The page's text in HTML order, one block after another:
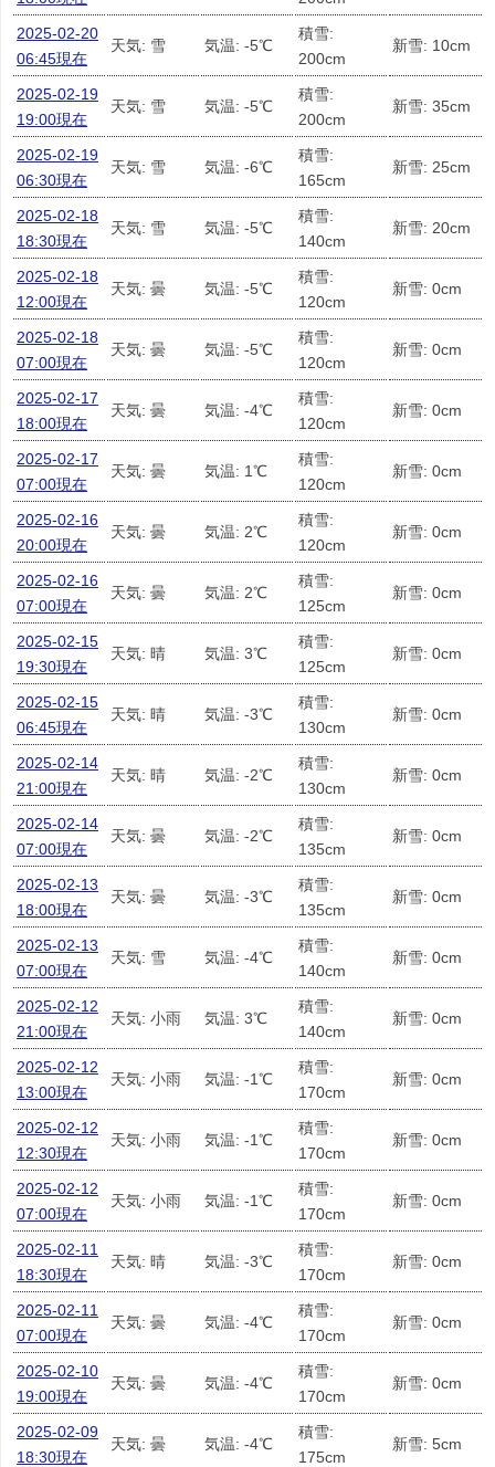
2025-02-20
06:45現在
天気: 雪 気温: -5℃
積雪:
200cm
新雪: 10cm
2025-02-19
19:00現在
天気: 雪 気温: -5℃
積雪:
200cm
新雪: 35cm
2025-02-19
06:30現在
天気: 雪 気温: -6℃
積雪:
165cm
新雪: 25cm
2025-02-18
18:30現在
天気: 雪 気温: -5℃
積雪:
140cm
新雪: 20cm
2025-02-18
12:00現在
天気: 曇 気温: -5℃
積雪:
120cm
新雪: 0cm
2025-02-18
07:00現在
天気: 曇 気温: -5℃
積雪:
120cm
新雪: 0cm
2025-02-17
18:00現在
天気: 曇 気温: -4℃
積雪:
120cm
新雪: 0cm
2025-02-17
07:00現在
天気: 曇 気温: 1℃
積雪:
120cm
新雪: 0cm
2025-02-16
20:00現在
天気: 曇 気温: 2℃
積雪:
120cm
新雪: 0cm
2025-02-16
07:00現在
天気: 曇 気温: 2℃
積雪:
125cm
新雪: 0cm
2025-02-15
19:30現在
天気: 晴 気温: 3℃
積雪:
125cm
新雪: 0cm
2025-02-15
06:45現在
天気: 晴 気温: -3℃
積雪:
130cm
新雪: 0cm
2025-02-14
21:00現在
天気: 晴 気温: -2℃
積雪:
130cm
新雪: 0cm
2025-02-14
07:00現在
天気: 曇 気温: -2℃
積雪:
135cm
新雪: 0cm
2025-02-13
18:00現在
天気: 曇 気温: -3℃
積雪:
135cm
新雪: 0cm
2025-02-13
07:00現在
天気: 雪 気温: -4℃
積雪:
140cm
新雪: 0cm
2025-02-12
21:00現在
天気: 小雨 気温: 3℃
積雪:
140cm
新雪: 0cm
2025-02-12
13:00現在
天気: 小雨 気温: -1℃
積雪:
170cm
新雪: 0cm
2025-02-12
12:30現在
天気: 小雨 気温: -1℃
積雪:
170cm
新雪: 0cm
2025-02-12
07:00現在
天気: 小雨 気温: -1℃
積雪:
170cm
新雪: 0cm
2025-02-11
18:30現在
天気: 晴 気温: -3℃
積雪:
170cm
新雪: 0cm
2025-02-11
07:00現在
天気: 曇 気温: -4℃
積雪:
170cm
新雪: 0cm
2025-02-10
19:00現在
天気: 曇 気温: -4℃
積雪:
170cm
新雪: 0cm
2025-02-09
18:30現在
天気: 曇 気温: -4℃
積雪:
175cm
新雪: 5cm